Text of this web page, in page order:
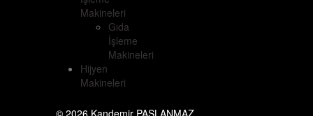
Makineleri
Gıda
İşleme
Makineleri
Hijyen
Makineleri
© 2026 Kandemir PASLANMAZ